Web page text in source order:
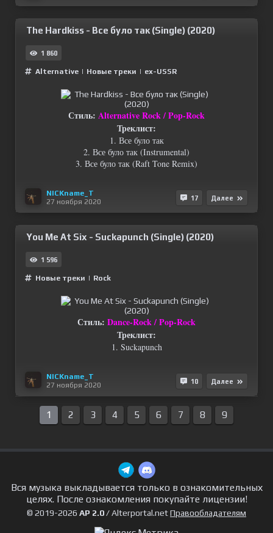
The Hardkiss - Все було так (Single) (2020)
1 860
Alternative | Новые треки | ex-USSR
Стиль: Alternative Rock / Pop-Rock
Треклист:
1. Все було так
2. Все було так (Instrumental)
3. Все було так (Raft Tone Remix)
NICKname_T
27 ноября 2020
17 Далее
You Me At Six - Suckapunch (Single) (2020)
1 596
Новые треки | Rock
Стиль: Dance-Rock / Pop-Rock
Треклист:
1. Suckapunch
NICKname_T
27 ноября 2020
10 Далее
1 2 3 4 5 6 7 8 9
Вся музыка выкладывается только в ознакомительных
целях. После ознакомления покупайте лицензии!
© 2019-2026 AP 2.0/ Alterportal.netПравообладателям